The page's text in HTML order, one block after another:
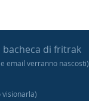
bacheca di fritrak
email verranno nascosti)